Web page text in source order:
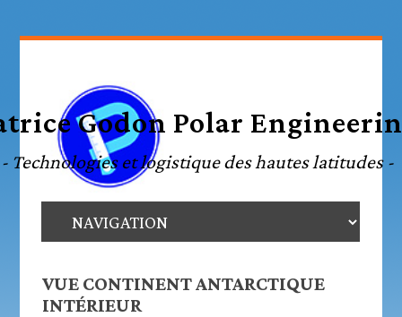
VUE CONTINENT ANTARCTIQUE
INTÉRIEUR